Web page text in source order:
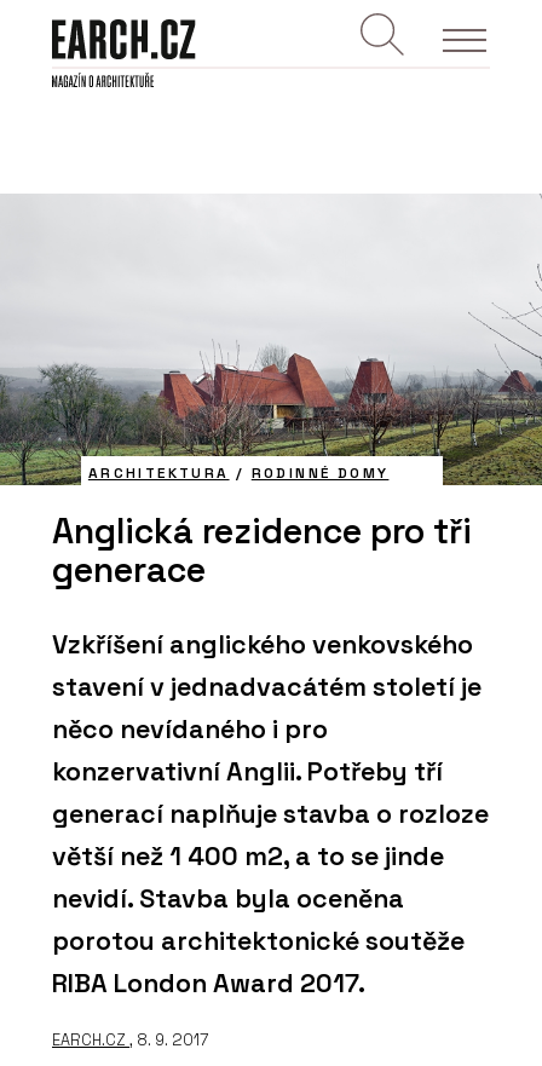
ARCHITEKTURA / RODINNÉ DOMY
Anglická rezidence pro tři
generace
Vzkříšení anglického venkovského
stavení v jednadvacátém století je
něco nevídaného i pro
konzervativní Anglii. Potřeby tří
generací naplňuje stavba o rozloze
větší než 1 400 m2, a to se jinde
nevidí. Stavba byla oceněna
porotou architektonické soutěže
RIBA London Award 2017.
EARCH.CZ , 8. 9. 2017